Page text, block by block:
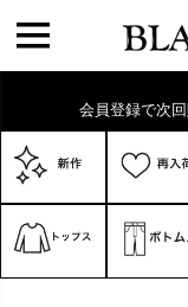
会員登録で次
在庫なし商品
商品番号/JAN